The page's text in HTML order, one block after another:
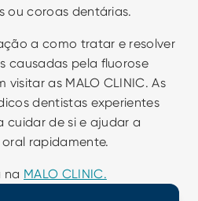
ou coroas dentárias.
a como tratar e resolver
causadas pela fluorose
as MALO CLINIC. As
dentistas experientes
cuidar de si e ajudar a
rapidamente.
na MALO CLINIC.